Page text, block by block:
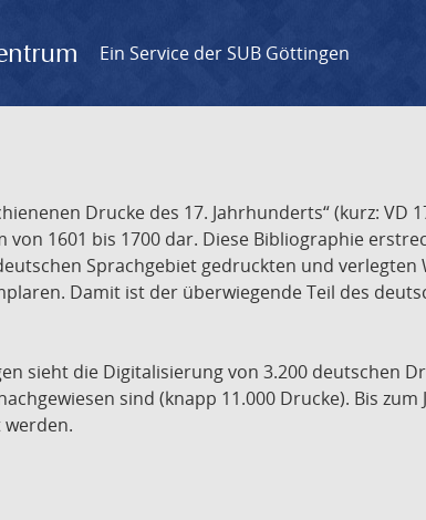
Ein Service der SUB Göttingen
Drucke des 17. Jahrhunderts“ (kurz: VD
1601 bis 1700 dar. Diese Bibliographie
Sprachgebiet gedruckten und verlegten
Damit ist der überwiegende Teil des
sieht die Digitalisierung von 3.200 deutschen
sind (knapp 11.000 Drucke). Bis
werden.